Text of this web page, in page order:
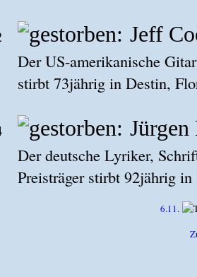
Jeff
Der US-amerikanische
stirbt 73jährig in Destin,
Jürgen
Der deutsche Lyriker,
Preisträger stirbt 92jährig
6.11.